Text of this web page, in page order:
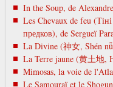
In the Soup, de
Les Chevaux de feu
предков), de Sergueï
La Divine (神女, Shén
La Terre jaune (黄土地,
Mimosas, la voie de
Le Samouraï et le